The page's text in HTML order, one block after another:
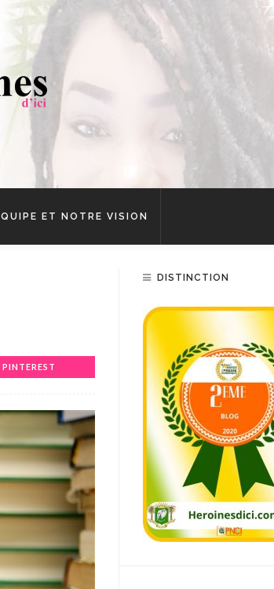
ET NOTRE VISION
PINTEREST
DISTINCTION